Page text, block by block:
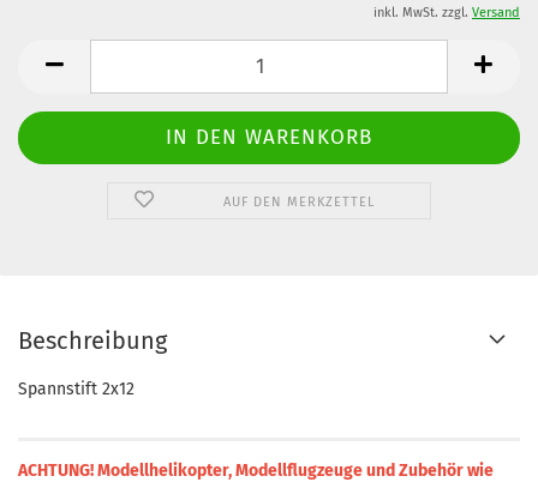
inkl. MwSt. zzgl. Versand
AUF DEN MERKZETTEL
Beschreibung
Spannstift 2x12
ACHTUNG! Modellhelikopter, Modellflugzeuge und Zubehör wie